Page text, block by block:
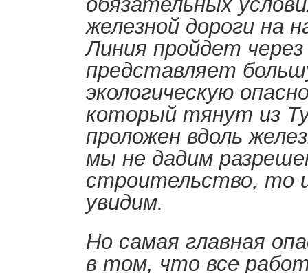
железной дороги на
Линия пройдет
представляет
экологическую
который тянут из
проложен вдоль
мы не дадим
строительство, то
увидим.
Но самая главная
в том, что все